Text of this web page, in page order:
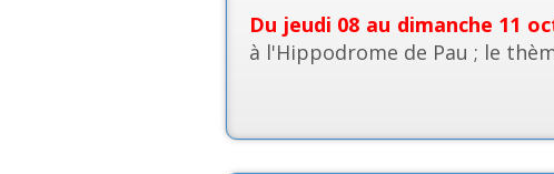
Du jeudi 08 au dimanche 11
à l'Hippodrome de Pau ; le